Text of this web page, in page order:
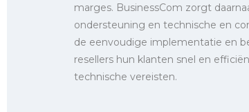
marges. BusinessCom zorgt
ondersteuning en technische en
de eenvoudige implementatie en
resellers hun klanten snel en
technische vereisten.